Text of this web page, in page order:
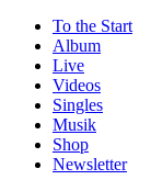
To the Start
Album
Live
Videos
Singles
Musik
Shop
News­letter